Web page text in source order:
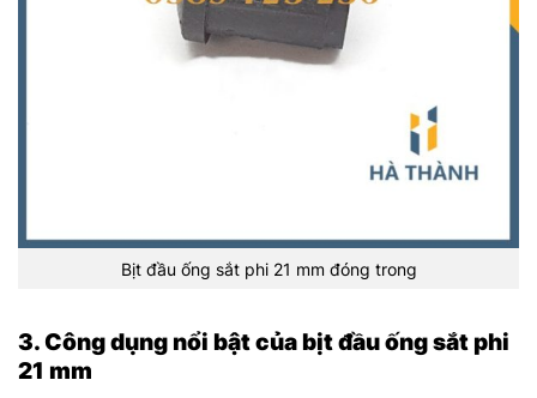
Bịt đầu ống sắt phi 21 mm đóng trong
3. Công dụng nổi bật của bịt đầu ống sắt phi
21 mm